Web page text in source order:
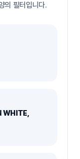
필터입니다.
WHITE,